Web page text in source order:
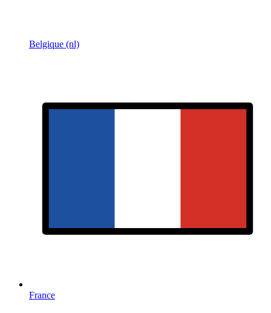
Belgique (nl)
France